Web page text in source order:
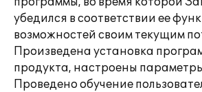
убедился в соответствии ее
возможностей своим текущим
Произведена установка
продукта, настроены
Проведено обучение